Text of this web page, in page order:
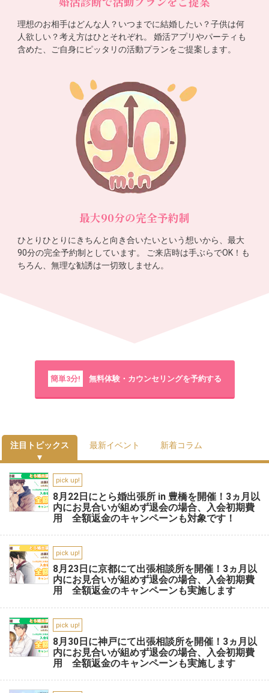
理想のお相手はどんな人？いつまでに結婚したい？子供は何
人欲しい？考え方はひとそれぞれ。 婚活アプリやパーティも
含めた、ご自身にピッタリの活動プランをご提案します。
最大90分の完全予約制
ひとりひとりにきちんと向き合いたいという想いから、最大
90分の完全予約制としています。 ご来店時は手ぶらでOK！も
ちろん、無理な勧誘は一切致しません。
簡単3分! 無料体験・カウンセリングを予約する
注目トピックス 最新イベント 新着コラム
pick up!
8月22日にとら婚出張所 in 豊橋を開催！3ヵ月以
内にお見合いが組めず退会の場合、入会初期費
用 全額返金のキャンペーンも対象です！
pick up!
8月23日に京都にて出張相談所を開催！3ヵ月以
内にお見合いが組めず退会の場合、入会初期費
用 全額返金のキャンペーンも実施します
pick up!
8月30日に神戸にて出張相談所を開催！3ヵ月以
内にお見合いが組めず退会の場合、入会初期費
用 全額返金のキャンペーンも実施します